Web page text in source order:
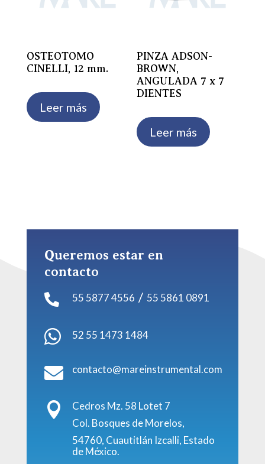
OSTEOTOMO
CINELLI, 12 mm.
Leer más
PINZA ADSON-
BROWN,
ANGULADA 7 x 7
DIENTES
Leer más
Queremos estar en
contacto

55 5877 4556 / 55 5861 0891
 52 55 1473 1484
 contacto@mareinstrumental.com

Cedros Mz. 58 Lotet 7
Col. Bosques de Morelos,
54760, Cuautitlán Izcalli, Estado
de México.